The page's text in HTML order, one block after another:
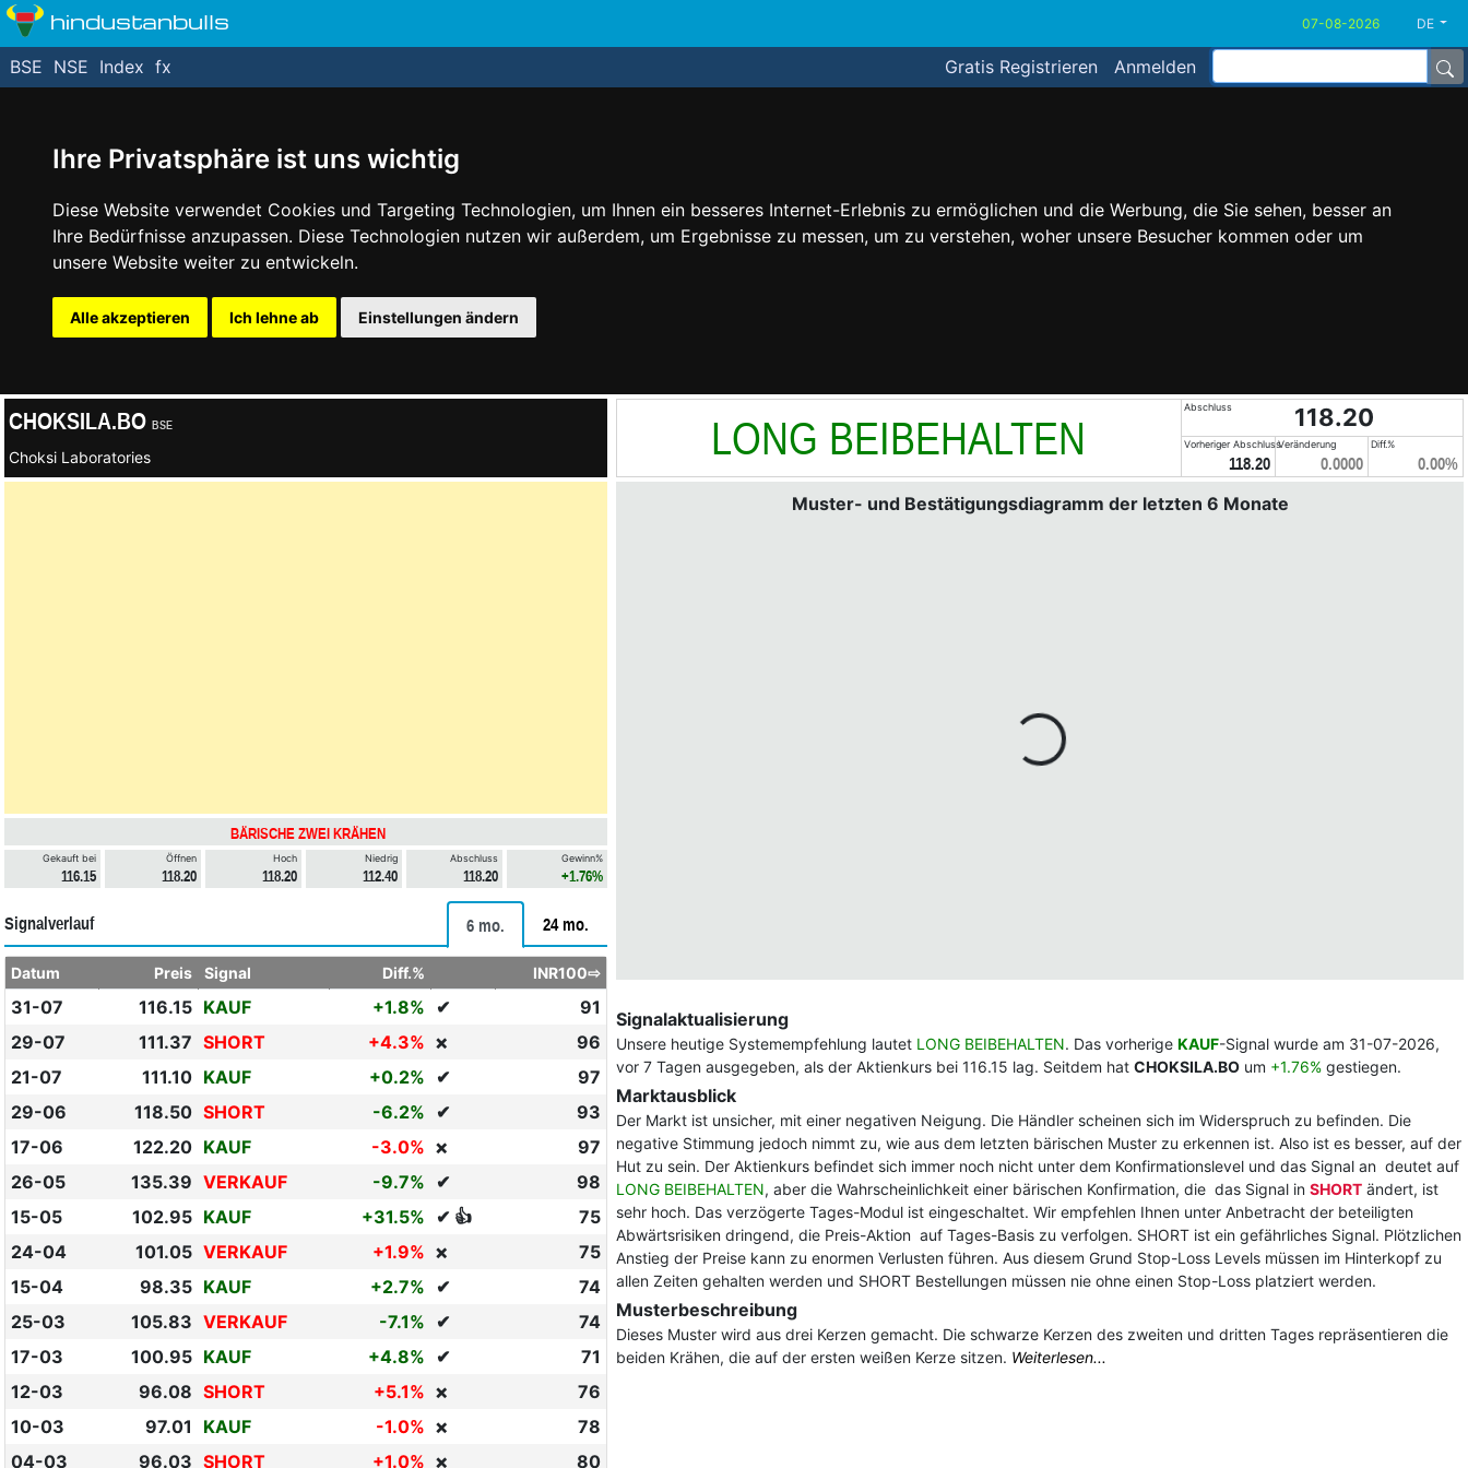
Ihre Privatsphäre ist uns wichtig
Diese Website verwendet Cookies und Targeting Technologien, um Ihnen ein besseres Internet-Erlebnis zu ermöglichen und die Werbung, die Sie sehen, besser an
Ihre Bedürfnisse anzupassen. Diese Technologien nutzen wir außerdem, um Ergebnisse zu messen, um zu verstehen, woher unsere Besucher kommen oder um
unsere Website weiter zu entwickeln.
Alle akzeptieren Ich lehne ab Einstellungen ändern
hindustanbulls DE
Gratis Registrieren Anmelden
BSE NSE Index fx
CHOKSILA.BO BSE
Choksi Laboratories LONG BEIBEHALTEN
Abschluss 118.20
Vorheriger Abschluss
118.20
Veränderung
0.0000
Diff.%
0.00%
BÄRISCHE ZWEI KRÄHEN
Gekauft bei
116.15
Öffnen
118.20
Hoch
118.20
Niedrig
112.40
Abschluss
118.20
Gewinn%
+1.76%
Signalverlauf 6 mo. 24 mo.
Datum Preis Signal Diff.% INR100⇨
31-07 116.15 KAUF +1.8% ✔
91
29-07
111.37 SHORT +4.3% ❌
96
21-07
111.10 KAUF +0.2% ✔
97
29-06
118.50 SHORT -6.2% ✔
93
17-06
122.20 KAUF -3.0% ❌
97
26-05
135.39 VERKAUF -9.7% ✔
98
15-05
102.95 KAUF +31.5% ✔ 👍
75
24-04
101.05 VERKAUF +1.9% ❌
75
15-04
98.35 KAUF +2.7% ✔
74
25-03
105.83 VERKAUF -7.1% ✔
74
17-03
100.95 KAUF +4.8% ✔
71
12-03
96.08 SHORT +5.1% ❌
76
10-03
97.01 KAUF -1.0% ❌
78
04-03
96.03 SHORT +1.0% ❌ 80
Muster- und Bestätigungsdiagramm der letzten 6 Monate
Signalaktualisierung
Unsere heutige Systemempfehlung lautet LONG BEIBEHALTEN. Das vorherige KAUF-Signal wurde am 31-07-2026,
vor 7 Tagen ausgegeben, als der Aktienkurs bei 116.15 lag. Seitdem hat CHOKSILA.BO um +1.76% gestiegen.
Marktausblick
Der Markt ist unsicher, mit einer negativen Neigung. Die Händler scheinen sich im Widerspruch zu befinden. Die
negative Stimmung jedoch nimmt zu, wie aus dem letzten bärischen Muster zu erkennen ist. Also ist es besser, auf der
Hut zu sein. Der Aktienkurs befindet sich immer noch nicht unter dem Konfirmationslevel und das Signal an deutet auf
LONG BEIBEHALTEN, aber die Wahrscheinlichkeit einer bärischen Konfirmation, die das Signal in SHORT ändert, ist
sehr hoch. Das verzögerte Tages-Modul ist eingeschaltet. Wir empfehlen Ihnen unter Anbetracht der beteiligten
Abwärtsrisiken dringend, die Preis-Aktion auf Tages-Basis zu verfolgen. SHORT ist ein gefährliches Signal. Plötzlichen
Anstieg der Preise kann zu enormen Verlusten führen. Aus diesem Grund Stop-Loss Levels müssen im Hinterkopf zu
allen Zeiten gehalten werden und SHORT Bestellungen müssen nie ohne einen Stop-Loss platziert werden.
Musterbeschreibung
Dieses Muster wird aus drei Kerzen gemacht. Die schwarze Kerzen des zweiten und dritten Tages repräsentieren die
beiden Krähen, die auf der ersten weißen Kerze sitzen. Weiterlesen...